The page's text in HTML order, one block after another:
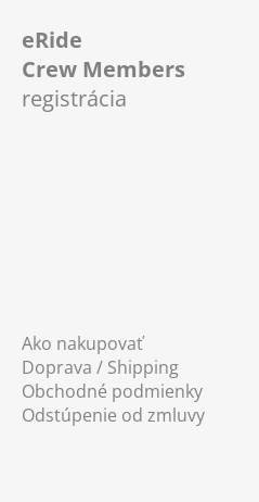
eRide
Crew Members
registrácia
Ako nakupovať
Doprava / Shipping
Obchodné podmienky
Odstúpenie od zmluvy